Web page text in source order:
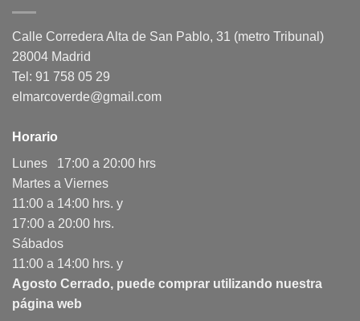
Calle Corredera Alta de San Pablo, 31 (metro Tribunal)
28004 Madrid
Tel: 91 758 05 29
elmarcoverde@gmail.com
Horario
Lunes 17:00 a 20:00 hrs
Martes a Viernes
11:00 a 14:00 hrs. y
17:00 a 20:00 hrs.
Sábados
11:00 a 14:00 hrs. y
Agosto Cerrado, puede comprar utilizando nuestra
página web